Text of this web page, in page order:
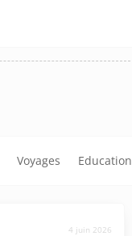
Voyages Education
4 juin 2026